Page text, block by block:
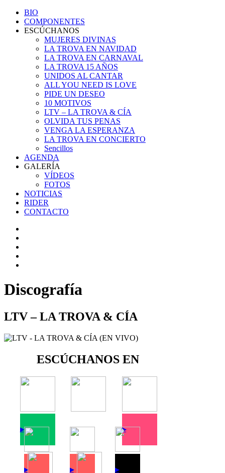
BIO
COMPONENTES
ESCÚCHANOS
MUJERES DIVINAS
LA TROVA EN NAVIDAD
LA TROVA EN CARNAVAL
LA TROVA 15 AÑOS
UNIDOS AL CANTAR
ALL YOU NEED IS LOVE
PIDE UN DESEO
10 MOTIVOS
LTV – LA TROVA & CÍA
OLVIDA TUS PENAS
VENGA LA ESPERANZA
LA TROVA EN CONCIERTO
Sencillos
AGENDA
GALERÍA
VÍDEOS
FOTOS
NOTICIAS
RIDER
CONTACTO
Discografía
LTV – LA TROVA & CÍA
ESCÚCHANOS EN
▶ ▶ ▶
▶ ▶ ▶